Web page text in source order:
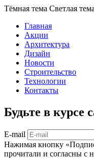
Тёмная тема Светлая тема
Главная
Акции
Архитектура
Дизайн
Новости
Строительство
Технологии
Контакты
Будьте в курсе
E-mail
Нажимая кнопку
прочитали и согласны с